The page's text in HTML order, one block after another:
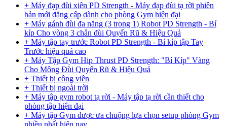
+ Máy đạp đùi xiên PD Strength - Máy đạp đùi tạ rời phiên
bản mới đẳng cấp dành cho phòng Gym hiện đại
+ Máy gánh đùi đa năng (3 trong 1) Robot PD Strength - Bí
kíp Cho vòng 3 chân đùi Quyến Rũ & Hiệu Quả
+ Máy tập tay trước Robot PD Strength - Bí kíp tập Tay
Trước hiệu quả cao
+ Máy Tập Gym Hip Thrust PD Strength: "Bí Kíp" Vàng
Cho Mông Đùi Quyến Rũ & Hiệu Quả
+ Thiết bị công viên
+ Thiết bị ngoài trời
+ Máy tập gym robot tạ rời - Máy tập tạ rời cần thiết cho
phòng tập hiện đại
+ Máy tập Gym được ưa chuộng lựa chọn setup phòng Gym
nhiều nhất hiện nay